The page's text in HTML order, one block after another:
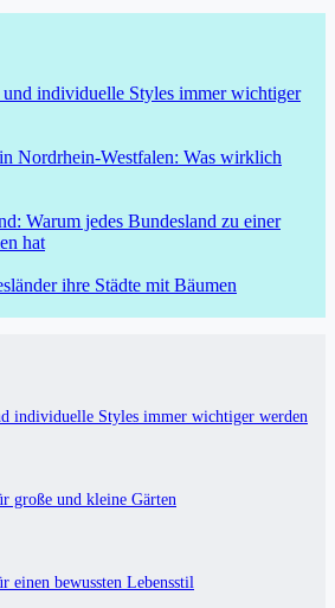
individuelle Styles immer wichtiger
Nordrhein-Westfalen: Was wirklich
Warum jedes Bundesland zu einer
hat
ihre Städte mit Bäumen
individuelle Styles immer wichtiger werden
große und kleine Gärten
einen bewussten Lebensstil